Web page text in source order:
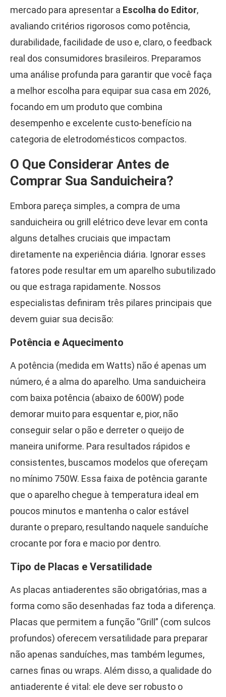
mercado para apresentar a Escolha do Editor,
avaliando critérios rigorosos como potência,
durabilidade, facilidade de uso e, claro, o feedback
real dos consumidores brasileiros. Preparamos
uma análise profunda para garantir que você faça
a melhor escolha para equipar sua casa em 2026,
focando em um produto que combina
desempenho e excelente custo-benefício na
categoria de eletrodomésticos compactos.
O Que Considerar Antes de
Comprar Sua Sanduicheira?
Embora pareça simples, a compra de uma
sanduicheira ou grill elétrico deve levar em conta
alguns detalhes cruciais que impactam
diretamente na experiência diária. Ignorar esses
fatores pode resultar em um aparelho subutilizado
ou que estraga rapidamente. Nossos
especialistas definiram três pilares principais que
devem guiar sua decisão:
Potência e Aquecimento
A potência (medida em Watts) não é apenas um
número, é a alma do aparelho. Uma sanduicheira
com baixa potência (abaixo de 600W) pode
demorar muito para esquentar e, pior, não
conseguir selar o pão e derreter o queijo de
maneira uniforme. Para resultados rápidos e
consistentes, buscamos modelos que ofereçam
no mínimo 750W. Essa faixa de potência garante
que o aparelho chegue à temperatura ideal em
poucos minutos e mantenha o calor estável
durante o preparo, resultando naquele sanduíche
crocante por fora e macio por dentro.
Tipo de Placas e Versatilidade
As placas antiaderentes são obrigatórias, mas a
forma como são desenhadas faz toda a diferença.
Placas que permitem a função “Grill” (com sulcos
profundos) oferecem versatilidade para preparar
não apenas sanduíches, mas também legumes,
carnes finas ou wraps. Além disso, a qualidade do
antiaderente é vital: ele deve ser robusto o